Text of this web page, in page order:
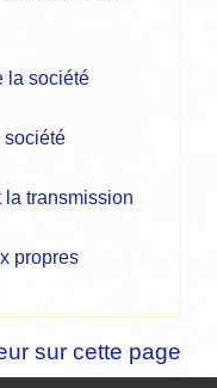
la société
société
la transmission
propres
sur cette page